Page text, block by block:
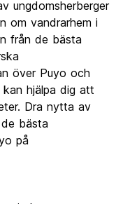
ungdomsherberger
om vandrarhem i
från de bästa
över Puyo och
hjälpa dig att
Dra nytta av
bästa
på